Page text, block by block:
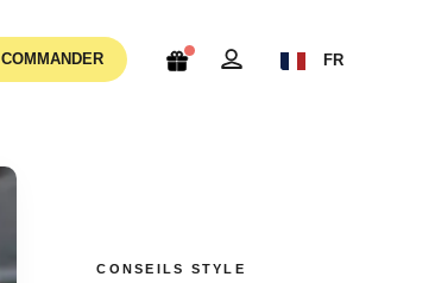
COMMANDER FR
CONSEILS STYLE